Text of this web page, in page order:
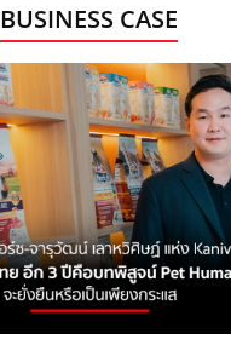
BUSINESS CASE